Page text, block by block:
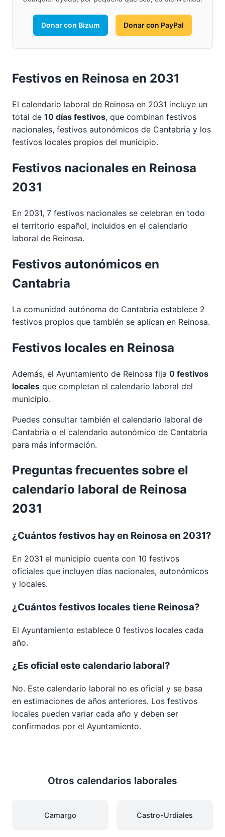
Donar con Bizum Donar con PayPal
Festivos en Reinosa en 2031
El calendario laboral de Reinosa en 2031 incluye un
total de 10 días festivos, que combinan festivos
nacionales, festivos autonómicos de Cantabria y los
festivos locales propios del municipio.
Festivos nacionales en Reinosa
2031
En 2031, 7 festivos nacionales se celebran en todo
el territorio español, incluidos en el calendario
laboral de Reinosa.
Festivos autonómicos en
Cantabria
La comunidad autónoma de Cantabria establece 2
festivos propios que también se aplican en Reinosa.
Festivos locales en Reinosa
Además, el Ayuntamiento de Reinosa fija 0 festivos
locales que completan el calendario laboral del
municipio.
Puedes consultar también el calendario laboral de
Cantabria o el calendario autonómico de Cantabria
para más información.
Preguntas frecuentes sobre el
calendario laboral de Reinosa
2031
¿Cuántos festivos hay en Reinosa en 2031?
En 2031 el municipio cuenta con 10 festivos
oficiales que incluyen días nacionales, autonómicos
y locales.
¿Cuántos festivos locales tiene Reinosa?
El Ayuntamiento establece 0 festivos locales cada
año.
¿Es oficial este calendario laboral?
No. Este calendario laboral no es oficial y se basa
en estimaciones de años anteriores. Los festivos
locales pueden variar cada año y deben ser
confirmados por el Ayuntamiento.
Otros calendarios laborales
Camargo Castro-Urdiales